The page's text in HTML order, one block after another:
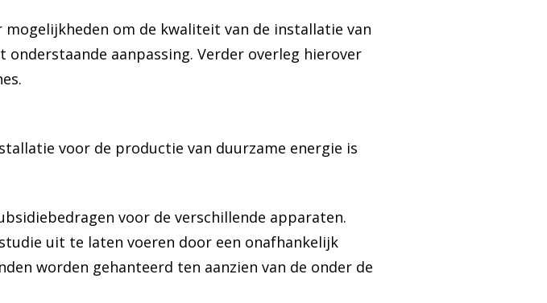
om de kwaliteit van de installatie van
aanpassing. Verder overleg hierover
voor de productie van duurzame energie is
voor de verschillende apparaten.
uit te laten voeren door een onafhankelijk
worden gehanteerd ten aanzien van de onder de